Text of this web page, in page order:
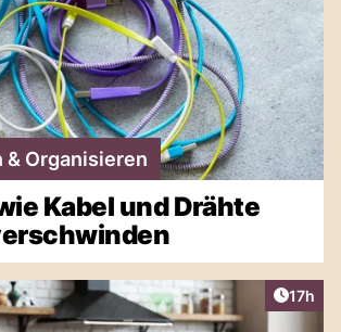
& Organisieren
Kabel und Drähte
Artikel
17h